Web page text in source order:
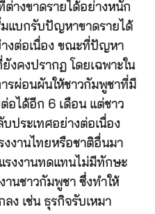
างขาดรายได้อย่างหนัก
มแบกรับปัญหาขาดรายได้
งต่อเนื่อง ขณะที่ปัญหา
งคงปรากฏ โดยเฉพาะใน
รผ่อนผันให้ชาวกัมพูชาที่มี
อได้อีก 6 เดือน แต่ชาว
ประเทศอย่างต่อเนื่อง
งานไทยหรือชาติอื่นมา
งงานทดแทนไม่มีทักษะ
านชาวกัมพูชา ซึ่งทำให้
ง เช่น ธุรกิจรับเหมา